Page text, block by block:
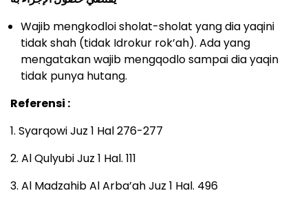
Wajib mengkodloi sholat-sholat yang dia yaqini
tidak shah (tidak Idrokur rok’ah). Ada yang
mengatakan wajib mengqodlo sampai dia yaqin
tidak punya hutang.
Referensi :
1. Syarqowi Juz 1 Hal 276-277
2. Al Qulyubi Juz 1 Hal. 111
3. Al Madzahib Al Arba’ah Juz 1 Hal. 496